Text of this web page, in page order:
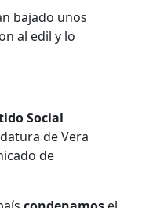
bajado unos
al edil y lo
Social
de Vera
de